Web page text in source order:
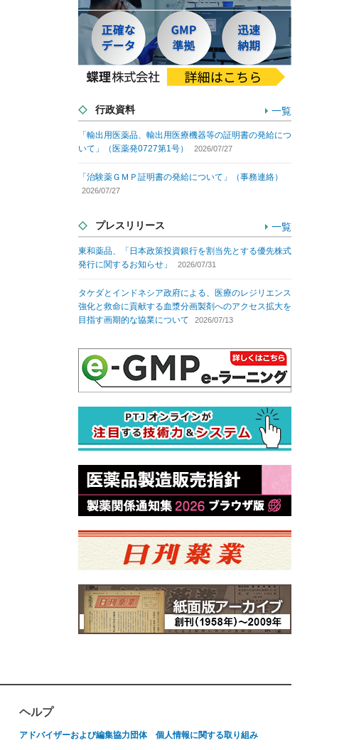
行政資料 一覧
「輸出用医薬品、輸出用医療機器等の証明書の発給につ
いて」（医薬発0727第1号）
2026/07/27
「治験薬ＧＭＰ証明書の発給について」（事務連絡）
2026/07/27
プレスリリース 一覧
東和薬品、「日本政策投資銀行を割当先とする優先株式
発行に関するお知らせ」
2026/07/31
タケダとインドネシア政府による、医療のレジリエンス
強化と救命に貢献する血漿分画製剤へのアクセス拡大を
目指す画期的な協業について
2026/07/13
ヘルプ
アドバイザーおよび編集協力団体 個人情報に関する取り組み